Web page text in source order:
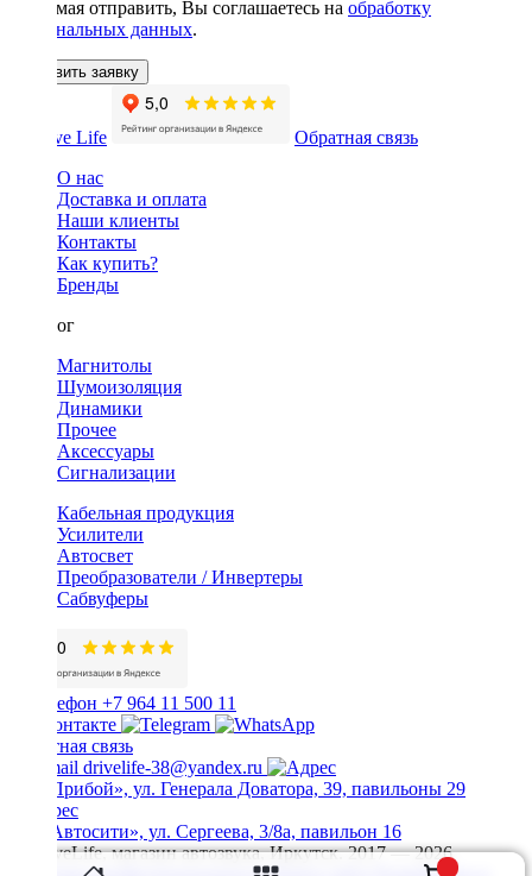
Нажимая отправить, Вы соглашаетесь на обработку
персональных данных.
Оставить заявку
Обратная связь
О нас
Доставка и оплата
Наши клиенты
Контакты
Как купить?
Бренды
Каталог
Магнитолы
Шумоизоляция
Динамики
Прочее
Аксессуары
Сигнализации
Кабельная продукция
Усилители
Автосвет
Преобразователи / Инвертеры
Сабвуферы
+7 964 11 500 11
Обратная связь
drivelife-38@yandex.ru
ТЦ «Прибой», ул. Генерала Доватора, 39, павильоны 29
ТЦ «Автосити», ул. Сергеева, 3/8а, павильон 16
© DriveLife, магазин автозвука, Иркутск. 2017 — 2026